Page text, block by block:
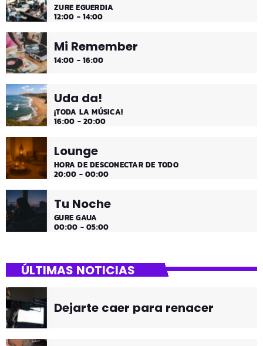
ZURE EGUERDIA
12:00 - 14:00
Mi Remember
14:00 - 16:00
Uda da!
¡TODA LA MÚSICA!
16:00 - 20:00
Lounge
HORA DE DESCONECTAR DE TODO
20:00 - 00:00
Tu Noche
GURE GAUA
00:00 - 05:00
ÚLTIMAS NOTICIAS
Dejarte caer para renacer